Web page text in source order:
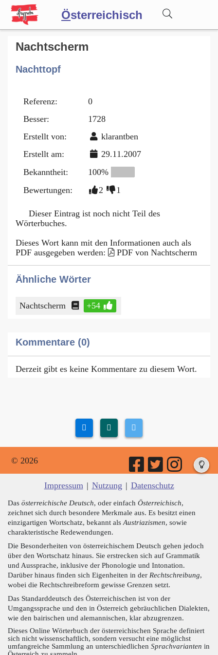
Österreichisch
Wörterbuch
Forum
Blog
Nachtscherm
Nachttopf
Referenz:
0
Besser:
1728
Erstellt von:
klarantben
Erstellt am:
29.11.2007
Bekanntheit:
100%
Bewertungen:
2 1
Dieser Eintrag ist noch nicht Teil des
Wörterbuches.
Dieses Wort kann mit den Informationen auch als
PDF ausgegeben werden:
PDF von Nachtscherm
Ähnliche Wörter
Nachtscherm +54
Kommentare (0)
Derzeit gibt es keine Kommentare zu diesem Wort.
© 2026
Impressum | Nutzung | Datenschutz
Das österreichische Deutsch, oder einfach Österreichisch,
zeichnet sich durch besondere Merkmale aus. Es besitzt einen
einzigartigen Wortschatz, bekannt als Austriazismen, sowie
charakteristische Redewendungen.
Die Besonderheiten von österreichischem Deutsch gehen jedoch
über den Wortschatz hinaus. Sie erstrecken sich auf Grammatik
und Aussprache, inklusive der Phonologie und Intonation.
Darüber hinaus finden sich Eigenheiten in der Rechtschreibung,
wobei die Rechtschreibreform gewisse Grenzen setzt.
Das Standarddeutsch des Österreichischen ist von der
Umgangssprache und den in Österreich gebräuchlichen Dialekten,
wie den bairischen und alemannischen, klar abzugrenzen.
Dieses Online Wörterbuch der österreichischen Sprache definiert
sich nicht wissenschaftlich, sondern versucht eine möglichst
umfangreiche Sammlung an unterschiedlichen Sprachvarianten in